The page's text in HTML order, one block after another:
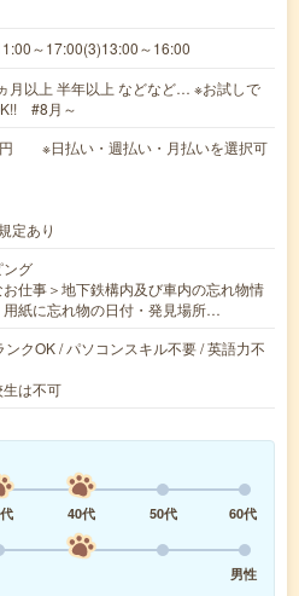
～17:00(3)13:00～16:00
月以上 半年以上 などなど… ※お試しで
#8月～
※日払い・週払い・月払いを選択可
定あり
ング
仕事＞地下鉄構内及び車内の忘れ物情
紙に忘れ物の日付・発見場所…
クOK / パソコンスキル不要 / 英語力不
生は不可
40代 50代
60代
男性